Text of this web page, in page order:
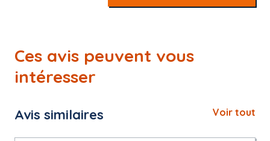
Ces avis peuvent vous
intéresser
Avis similaires Voir tout